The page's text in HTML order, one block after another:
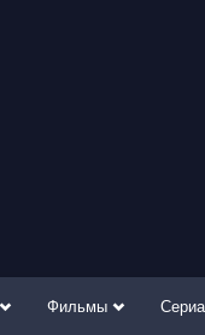
Фильмы